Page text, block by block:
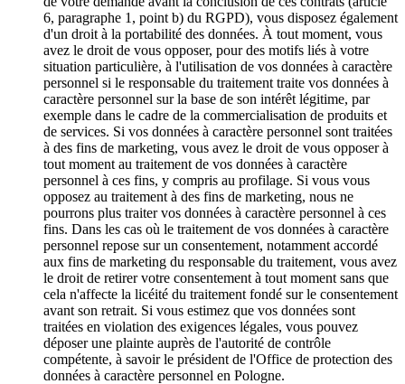
6, paragraphe 1, point b) du RGPD), vous disposez également
d'un droit à la portabilité des données. À tout moment, vous
avez le droit de vous opposer, pour des motifs liés à votre
situation particulière, à l'utilisation de vos données à caractère
personnel si le responsable du traitement traite vos données à
caractère personnel sur la base de son intérêt légitime, par
exemple dans le cadre de la commercialisation de produits et
de services. Si vos données à caractère personnel sont traitées
à des fins de marketing, vous avez le droit de vous opposer à
tout moment au traitement de vos données à caractère
personnel à ces fins, y compris au profilage. Si vous vous
opposez au traitement à des fins de marketing, nous ne
pourrons plus traiter vos données à caractère personnel à ces
fins. Dans les cas où le traitement de vos données à caractère
personnel repose sur un consentement, notamment accordé
aux fins de marketing du responsable du traitement, vous avez
le droit de retirer votre consentement à tout moment sans que
cela n'affecte la licéité du traitement fondé sur le consentement
avant son retrait. Si vous estimez que vos données sont
traitées en violation des exigences légales, vous pouvez
déposer une plainte auprès de l'autorité de contrôle
compétente, à savoir le président de l'Office de protection des
données à caractère personnel en Pologne.